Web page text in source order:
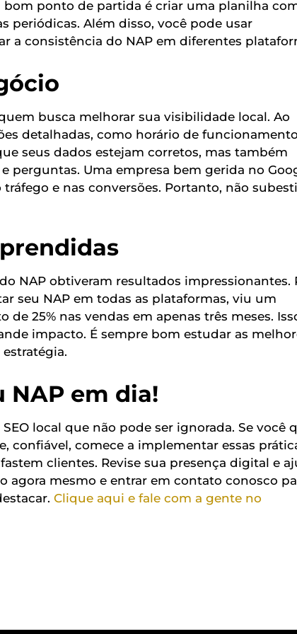
bom ponto de partida é criar uma planilha
periódicas. Além disso, você pode usar
a consistência do NAP em diferentes
busca melhorar sua visibilidade local. Ao
detalhadas, como horário de
seus dados estejam corretos, mas também
perguntas. Uma empresa bem gerida no
e nas conversões. Portanto, não
NAP obtiveram resultados impressionantes.
seu NAP em todas as plataformas, viu um
25% nas vendas em apenas três meses.
impacto. É sempre bom estudar as
NAP em dia!
local que não pode ser ignorada. Se você
confiável, comece a implementar essas
clientes. Revise sua presença digital e
agora mesmo e entrar em contato conosco
Clique aqui e fale com a gente no